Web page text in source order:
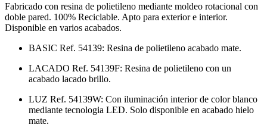
Fabricado con resina de polietileno mediante moldeo rotacional con
doble pared. 100% Reciclable. Apto para exterior e interior.
Disponible en varios acabados.
BASIC Ref. 54139: Resina de polietileno acabado mate.
LACADO Ref. 54139F: Resina de polietileno con un
acabado lacado brillo.
LUZ Ref. 54139W: Con iluminación interior de color blanco
mediante tecnologia LED. Solo disponible en acabado hielo
mate.